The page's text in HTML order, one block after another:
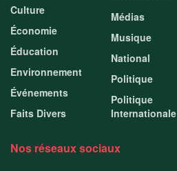
Culture
Économie
Éducation
Environnement
Événements
Faits Divers
Médias
Musique
National
Politique
Politique
Internationale
Nos réseaux sociaux